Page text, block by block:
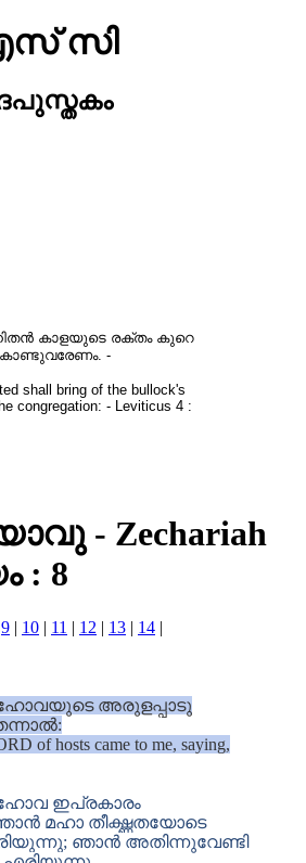
സി
- Zechariah
: 8
9 | 10 | 11 | 12 | 13 | 14 |
അരുളപ്പാടു
of hosts came to me, saying,
ഇപ്രകാരം
മഹാ തീക്ഷ്ണതയോടെ
ഞാൻ അതിന്നുവേണ്ടി